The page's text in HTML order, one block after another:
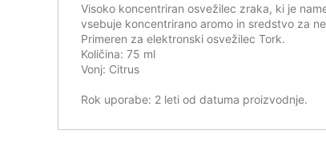
Visoko koncentriran osvežilec zraka, ki je
vsebuje koncentrirano aromo in sredstvo za
Primeren za elektronski osvežilec Tork.
Količina: 75 ml
Vonj: Citrus
Rok uporabe: 2 leti od datuma proizvodnje.